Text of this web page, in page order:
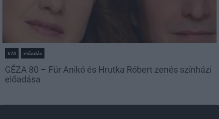
E78 előadás
GÉZA 80 – Für Anikó és Hrutka Róbert zenés színházi
előadása